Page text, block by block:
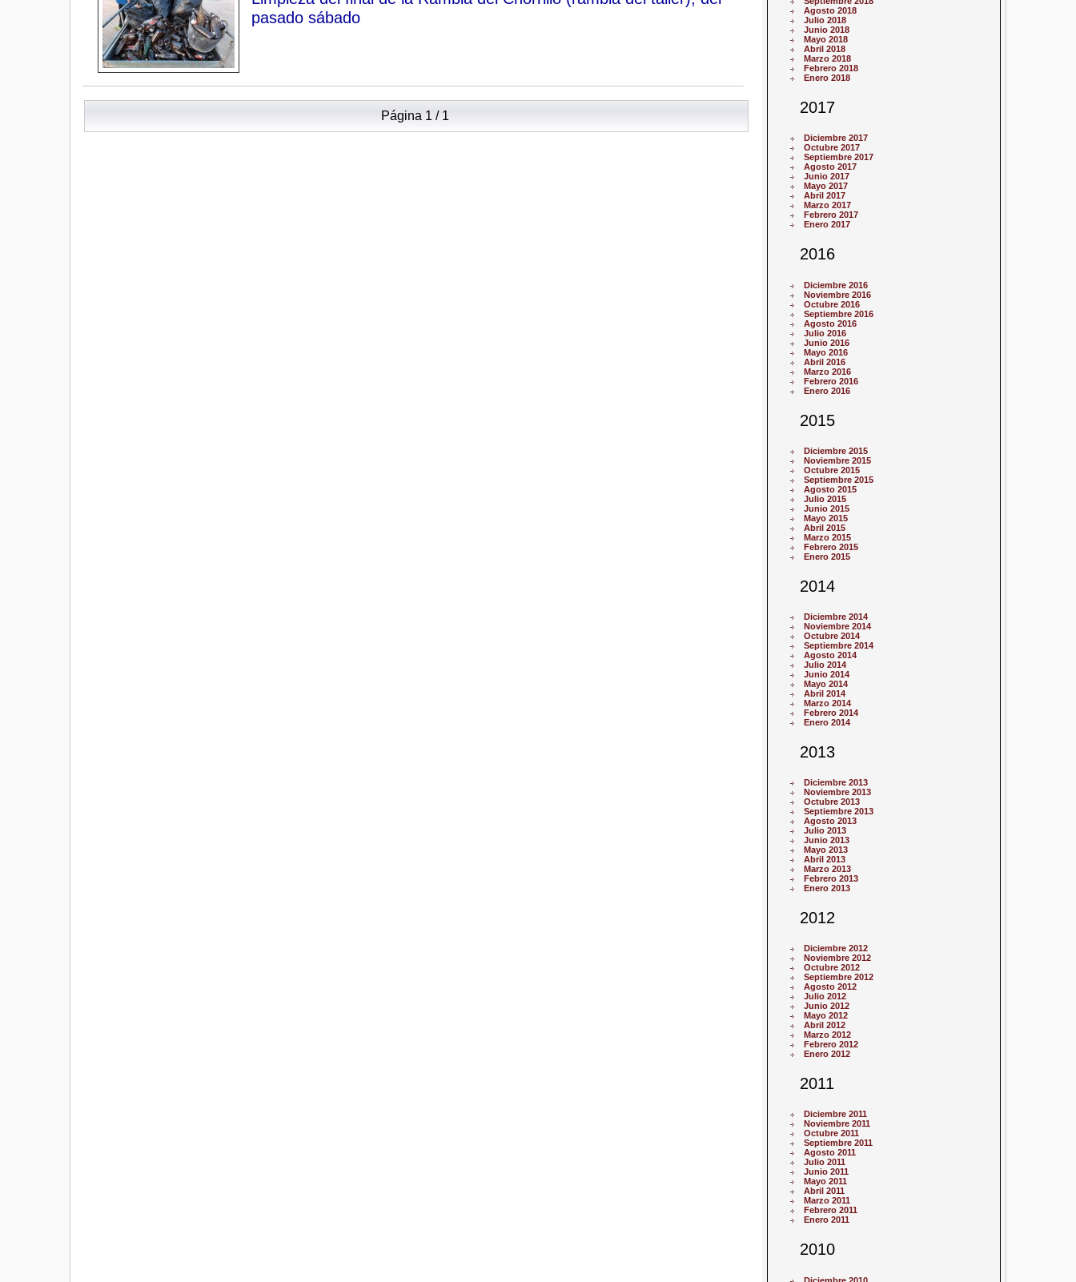
pasado sábado
Página 1 / 1
Agosto 2018
Julio 2018
Junio 2018
Mayo 2018
Abril 2018
Marzo 2018
Febrero 2018
Enero 2018
2017
Diciembre 2017
Octubre 2017
Septiembre 2017
Agosto 2017
Junio 2017
Mayo 2017
Abril 2017
Marzo 2017
Febrero 2017
Enero 2017
2016
Diciembre 2016
Noviembre 2016
Octubre 2016
Septiembre 2016
Agosto 2016
Julio 2016
Junio 2016
Mayo 2016
Abril 2016
Marzo 2016
Febrero 2016
Enero 2016
2015
Diciembre 2015
Noviembre 2015
Octubre 2015
Septiembre 2015
Agosto 2015
Julio 2015
Junio 2015
Mayo 2015
Abril 2015
Marzo 2015
Febrero 2015
Enero 2015
2014
Diciembre 2014
Noviembre 2014
Octubre 2014
Septiembre 2014
Agosto 2014
Julio 2014
Junio 2014
Mayo 2014
Abril 2014
Marzo 2014
Febrero 2014
Enero 2014
2013
Diciembre 2013
Noviembre 2013
Octubre 2013
Septiembre 2013
Agosto 2013
Julio 2013
Junio 2013
Mayo 2013
Abril 2013
Marzo 2013
Febrero 2013
Enero 2013
2012
Diciembre 2012
Noviembre 2012
Octubre 2012
Septiembre 2012
Agosto 2012
Julio 2012
Junio 2012
Mayo 2012
Abril 2012
Marzo 2012
Febrero 2012
Enero 2012
2011
Diciembre 2011
Noviembre 2011
Octubre 2011
Septiembre 2011
Agosto 2011
Julio 2011
Junio 2011
Mayo 2011
Abril 2011
Marzo 2011
Febrero 2011
Enero 2011
2010
Diciembre 2010